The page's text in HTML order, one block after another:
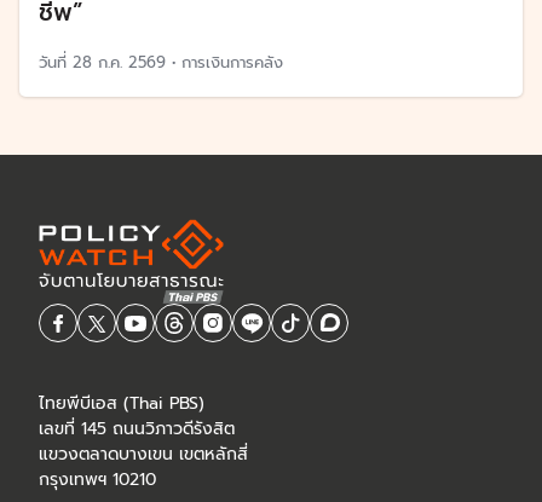
ชีพ”
วันที่ 28 ก.ค. 2569 • การเงินการคลัง
ไทยพีบีเอส (Thai PBS)
เลขที่ 145 ถนนวิภาวดีรังสิต
แขวงตลาดบางเขน เขตหลักสี่
กรุงเทพฯ 10210